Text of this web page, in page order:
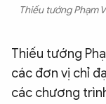
Thiếu tướng Phạm
Thiếu tướng
các đơn vị chỉ
các chương